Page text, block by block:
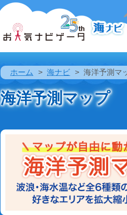
ホーム 海ナビ 海洋予測マ
海洋予測マップ